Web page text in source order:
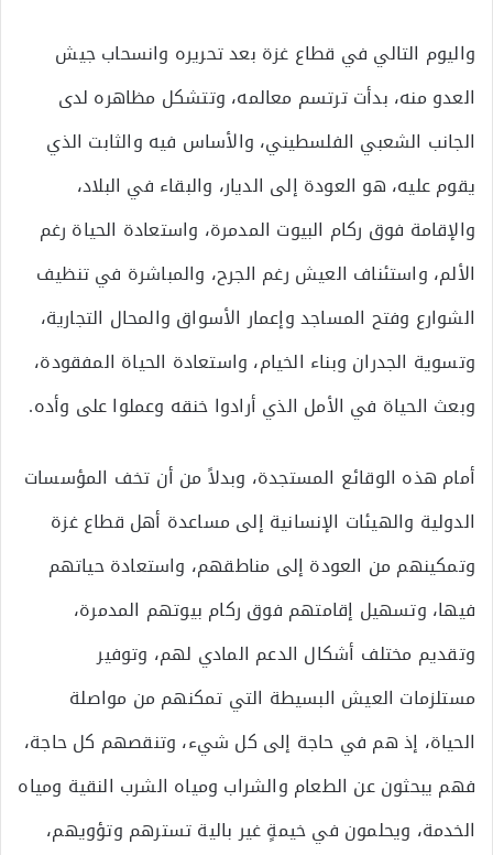
واليوم التالي في قطاع غزة بعد تحريره وانسحاب جيش
العدو منه، بدأت ترتسم معالمه، وتتشكل مظاهره لدى
الجانب الشعبي الفلسطيني، والأساس فيه والثابت الذي
يقوم عليه، هو العودة إلى الديار، والبقاء في البلاد،
والإقامة فوق ركام البيوت المدمرة، واستعادة الحياة رغم
الألم، واستئناف العيش رغم الجرح، والمباشرة في تنظيف
الشوارع وفتح المساجد وإعمار الأسواق والمحال التجارية،
وتسوية الجدران وبناء الخيام، واستعادة الحياة المفقودة،
وبعث الحياة في الأمل الذي أرادوا خنقه وعملوا على وأده.
أمام هذه الوقائع المستجدة، وبدلاً من أن تخف المؤسسات
الدولية والهيئات الإنسانية إلى مساعدة أهل قطاع غزة
وتمكينهم من العودة إلى مناطقهم، واستعادة حياتهم
فيها، وتسهيل إقامتهم فوق ركام بيوتهم المدمرة،
وتقديم مختلف أشكال الدعم المادي لهم، وتوفير
مستلزمات العيش البسيطة التي تمكنهم من مواصلة
الحياة، إذ هم في حاجة إلى كل شيء، وتنقصهم كل حاجة،
فهم يبحثون عن الطعام والشراب ومياه الشرب النقية ومياه
الخدمة، ويحلمون في خيمةٍ غير بالية تسترهم وتؤويهم،